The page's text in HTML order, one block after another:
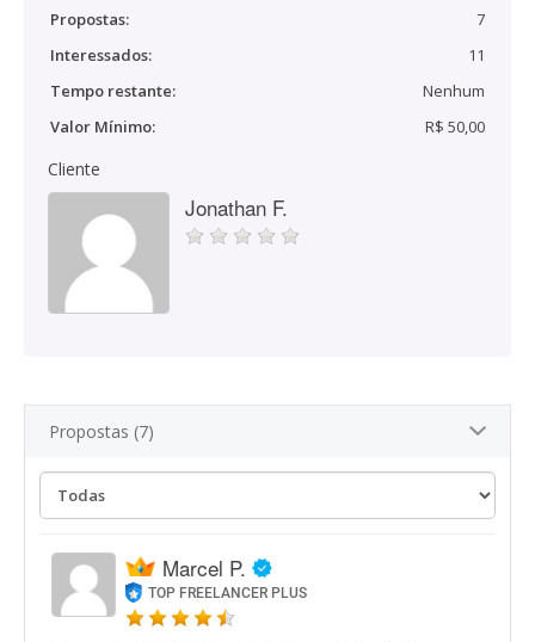
Propostas:
7
Interessados:
11
Tempo restante:
Nenhum
Valor Mínimo:
R$ 50,00
Cliente
Jonathan F.
Propostas (7)
Marcel P.
TOP FREELANCER PLUS